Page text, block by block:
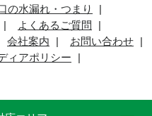
の水漏れ・つまり
よくあるご質問
会社案内
お問い合わせ
ィアポリシー